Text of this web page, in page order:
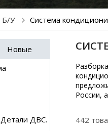
Б/У Система
Новые
ДВС.
России,
442